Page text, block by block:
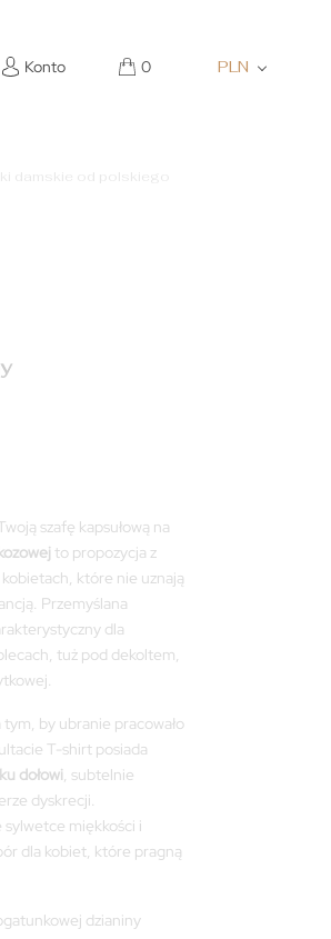
Konto 0 PLN
damskie od polskiego
szafę kapsułową na
to propozycja z
które nie uznają
Przemyślana
dla
tuż pod dekoltem,
by ubranie pracowało
T-shirt posiada
dołowi, subtelnie
dyskrecji.
sylwetce miękkości i
dla kobiet, które pragną
dzianiny